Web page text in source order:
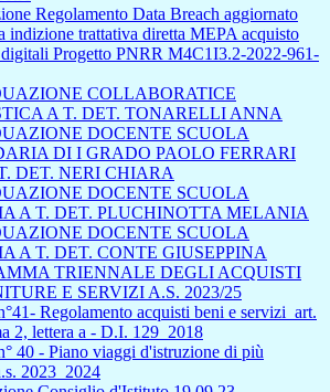
Regolamento Data Breach aggiornato
indizione trattativa diretta MEPA acquisto
Progetto PNRR M4C1I3.2-2022-961-
COLLABORATICE
A T. DET. TONARELLI ANNA
DOCENTE SCUOLA
DI I GRADO PAOLO FERRARI
DET. NERI CHIARA
DOCENTE SCUOLA
A T. DET. PLUCHINOTTA MELANIA
DOCENTE SCUOLA
A T. DET. CONTE GIUSEPPINA
TRIENNALE DEGLI ACQUISTI
E SERVIZI A.S. 2023/25
Regolamento acquisti beni e servizi_art.
2, lettera a - D.I. 129_2018
40 - Piano viaggi d'istruzione di più
2023_2024